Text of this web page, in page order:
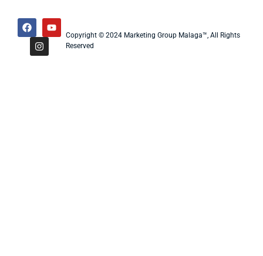
Copyright © 2024 Marketing Group Malaga™, All Rights
Reserved